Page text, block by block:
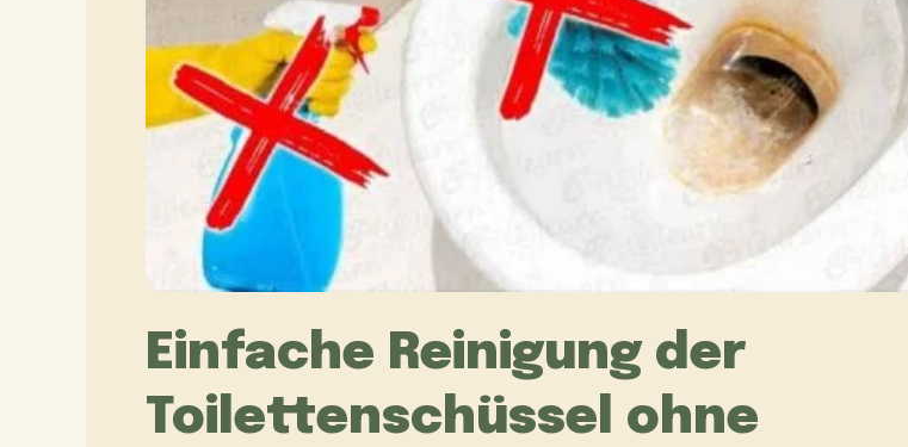
Einfache Reinigung der
Toilettenschüssel ohne